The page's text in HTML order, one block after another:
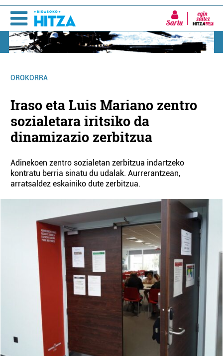
Sartu
OROKORRA
Iraso eta Luis Mariano zentro
sozialetara iritsiko da
dinamizazio zerbitzua
Adinekoen zentro sozialetan zerbitzua indartzeko
kontratu berria sinatu du udalak. Aurrerantzean,
arratsaldez eskainiko dute zerbitzua.